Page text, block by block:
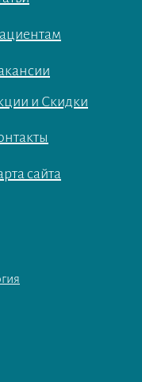
сайта
и Скидки